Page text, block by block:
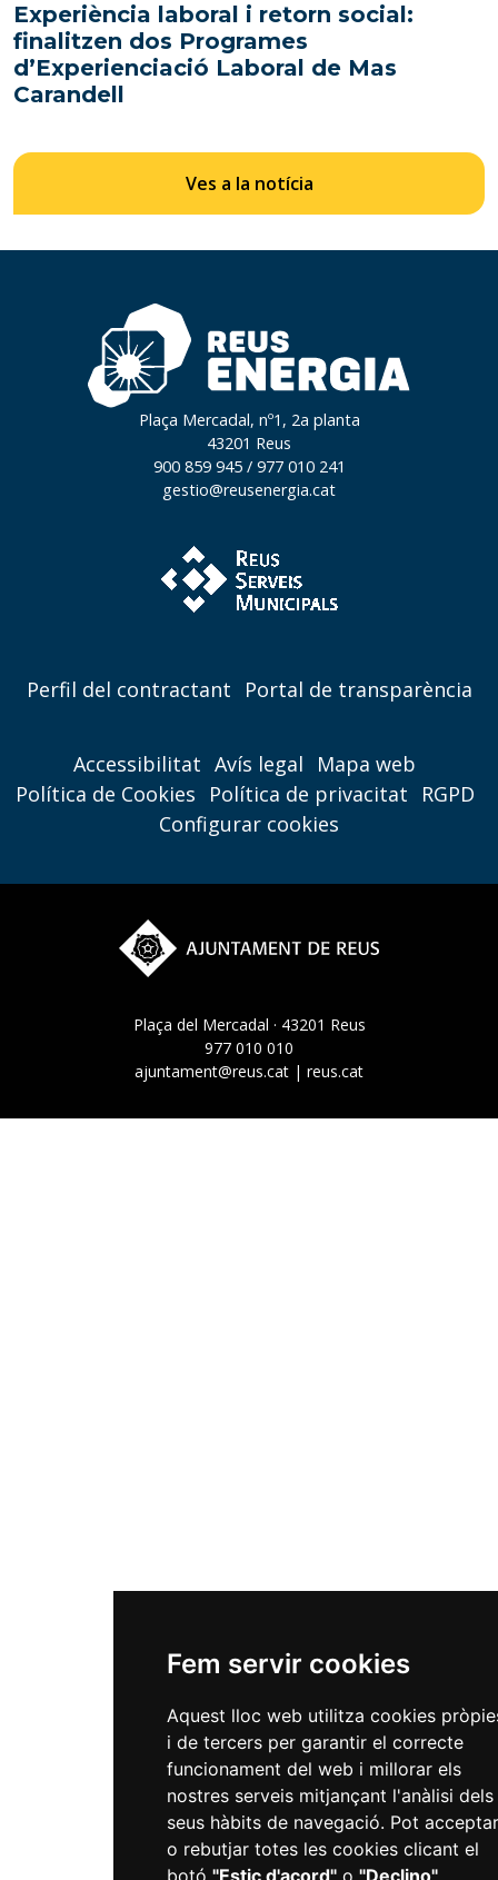
Fem servir cookies
Aquest lloc web utilitza cookies
i de tercers per garantir el correcte
funcionament del web i millorar els
nostres serveis mitjançant l'anàlisi dels
seus hàbits de navegació. Pot acceptar
o rebutjar totes les cookies clicant el
botó "Estic d'acord"o "Declino",
Experiència laboral i retorn social:
finalitzen dos Programes
d’Experienciació Laboral de Mas
Carandell
Ves a la notícia
Plaça Mercadal, nº1, 2a planta
43201 Reus
900 859 945 / 977 010 241
gestio@reusenergia.cat
Perfil del contractant Portal de transparència
Accessibilitat Avís legal
Mapa web
Política de Cookies
Política de privacitat
RGPD
Configurar cookies
Plaça del Mercadal · 43201 Reus
977 010 010
ajuntament@reus.cat | reus.cat